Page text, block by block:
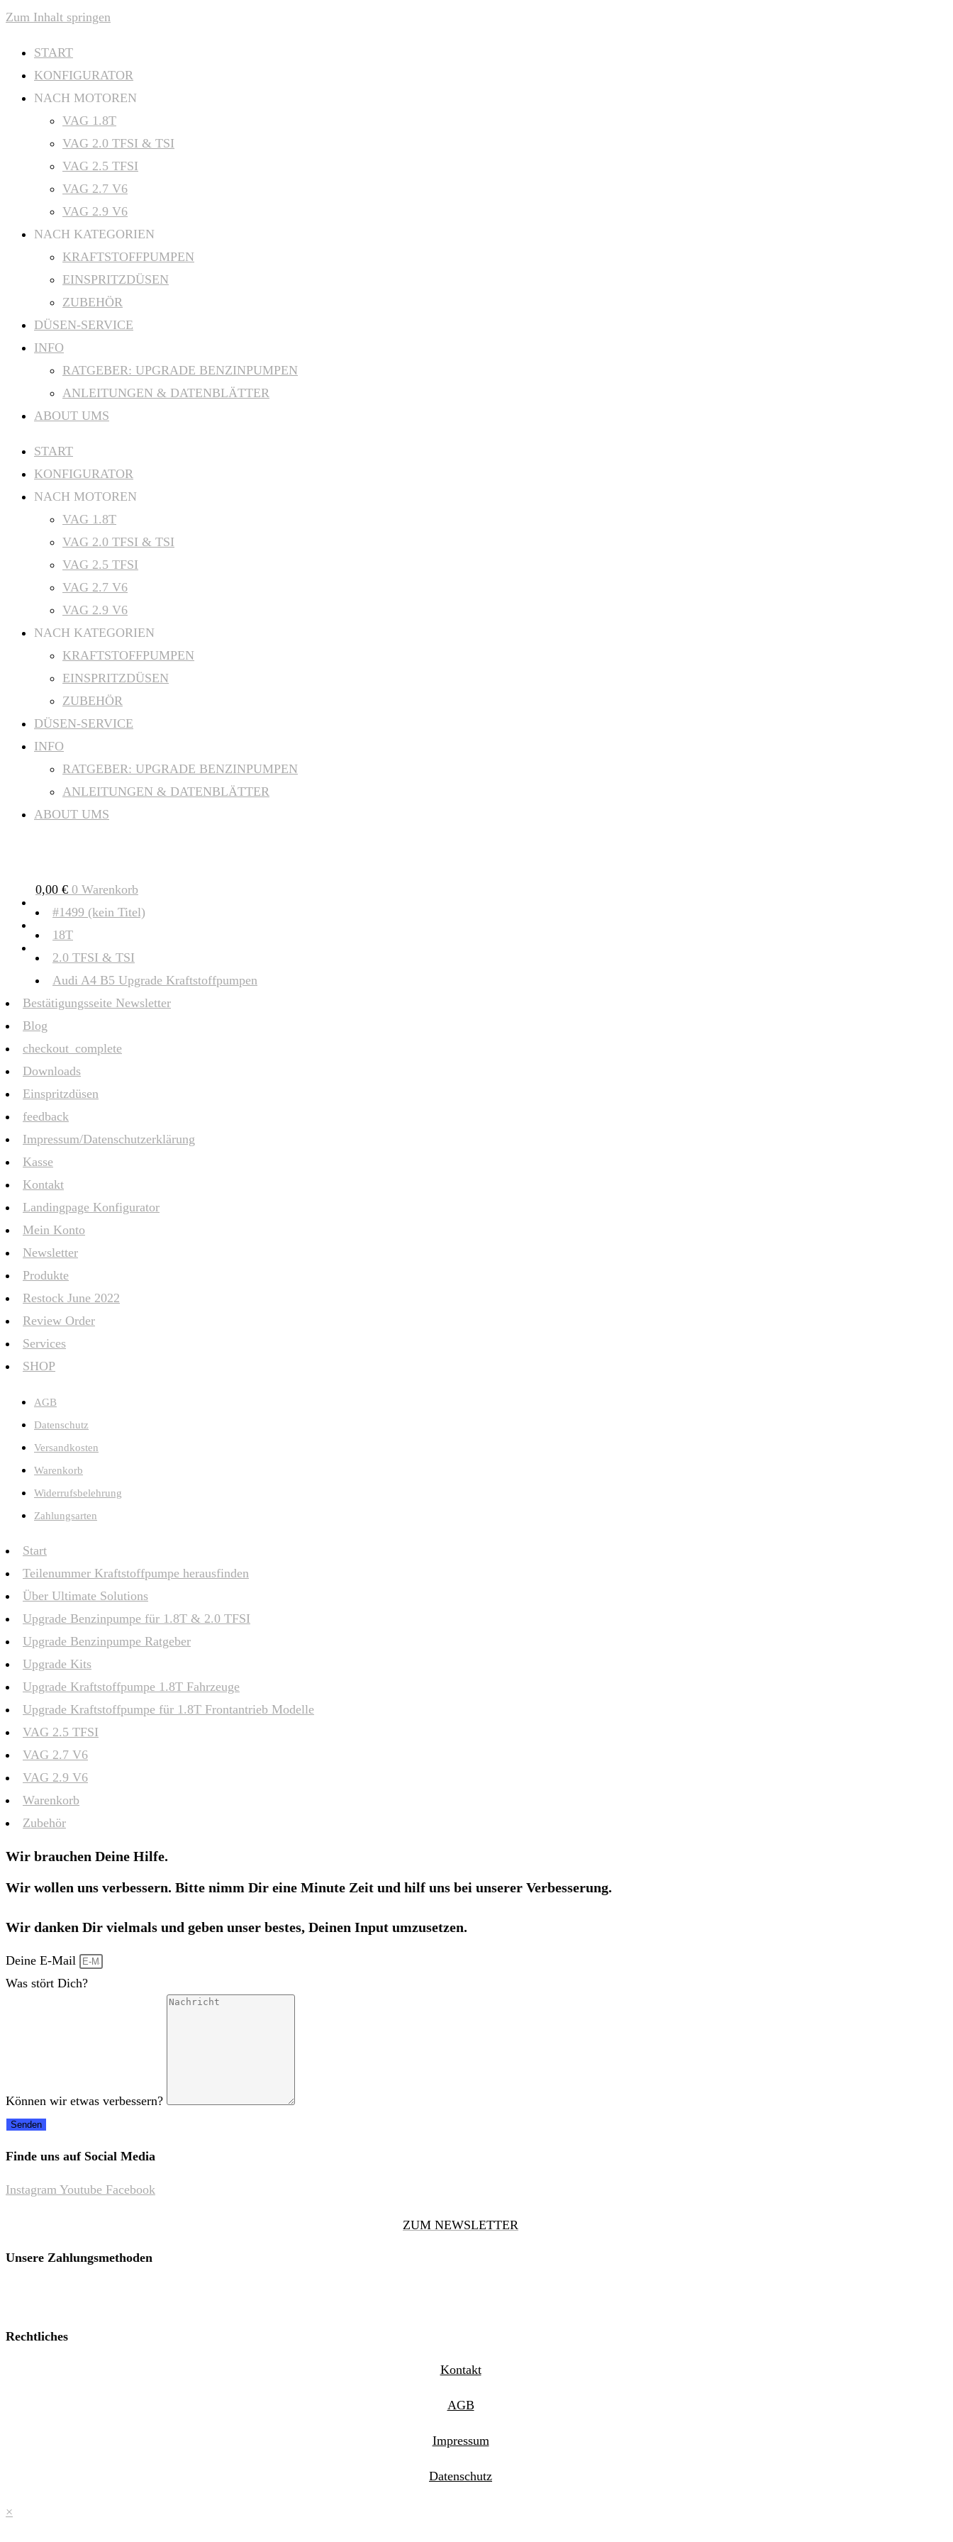
Zum Inhalt springen
START
KONFIGURATOR
NACH MOTOREN
VAG 1.8T
VAG 2.0 TFSI & TSI
VAG 2.5 TFSI
VAG 2.7 V6
VAG 2.9 V6
NACH KATEGORIEN
KRAFTSTOFFPUMPEN
EINSPRITZDÜSEN
ZUBEHÖR
DÜSEN-SERVICE
INFO
RATGEBER: UPGRADE BENZINPUMPEN
ANLEITUNGEN & DATENBLÄTTER
ABOUT UMS
START
KONFIGURATOR
NACH MOTOREN
VAG 1.8T
VAG 2.0 TFSI & TSI
VAG 2.5 TFSI
VAG 2.7 V6
VAG 2.9 V6
NACH KATEGORIEN
KRAFTSTOFFPUMPEN
EINSPRITZDÜSEN
ZUBEHÖR
DÜSEN-SERVICE
INFO
RATGEBER: UPGRADE BENZINPUMPEN
ANLEITUNGEN & DATENBLÄTTER
ABOUT UMS
0,00 € 0 Warenkorb
#1499 (kein Titel)
18T
2.0 TFSI & TSI
Audi A4 B5 Upgrade Kraftstoffpumpen
Bestätigungsseite Newsletter
Blog
checkout_complete
Downloads
Einspritzdüsen
feedback
Impressum/Datenschutzerklärung
Kasse
Kontakt
Landingpage Konfigurator
Mein Konto
Newsletter
Produkte
Restock June 2022
Review Order
Services
SHOP
AGB
Datenschutz
Versandkosten
Warenkorb
Widerrufsbelehrung
Zahlungsarten
Start
Teilenummer Kraftstoffpumpe herausfinden
Über Ultimate Solutions
Upgrade Benzinpumpe für 1.8T & 2.0 TFSI
Upgrade Benzinpumpe Ratgeber
Upgrade Kits
Upgrade Kraftstoffpumpe 1.8T Fahrzeuge
Upgrade Kraftstoffpumpe für 1.8T Frontantrieb Modelle
VAG 2.5 TFSI
VAG 2.7 V6
VAG 2.9 V6
Warenkorb
Zubehör
Wir brauchen Deine Hilfe.
Wir wollen uns verbessern. Bitte nimm Dir eine Minute Zeit und hilf uns bei unserer Verbesserung.
Wir danken Dir vielmals und geben unser bestes, Deinen Input umzusetzen.
Deine E-Mail
Was stört Dich?
Können wir etwas verbessern?
Senden
Finde uns auf Social Media
Instagram Youtube Facebook
ZUM NEWSLETTER
Unsere Zahlungsmethoden
Rechtliches
Kontakt
AGB
Impressum
Datenschutz
×